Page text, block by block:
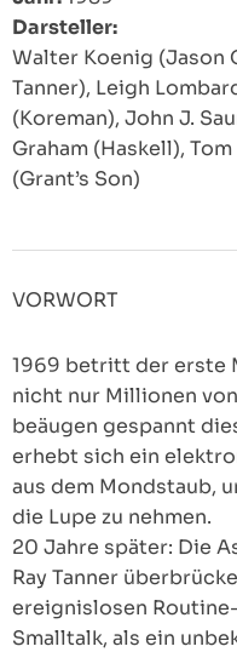
Darsteller:
Walter Koenig (Jason
Tanner), Leigh
(Koreman), John J.
Graham (Haskell),
(Grant’s Son)
VORWORT
1969 betritt der erste
nicht nur Millionen
beäugen gespannt
erhebt sich ein
aus dem Mondstaub,
die Lupe zu nehmen.
20 Jahre später: Die
Ray Tanner
ereignislosen
Smalltalk, als ein